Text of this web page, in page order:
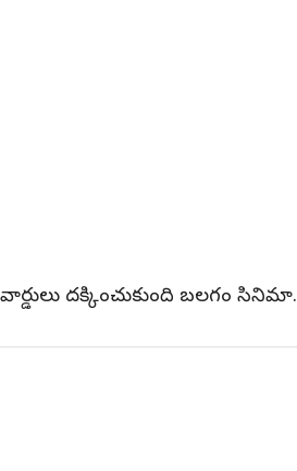
దక్కించుకుంది బలగం సినిమా.